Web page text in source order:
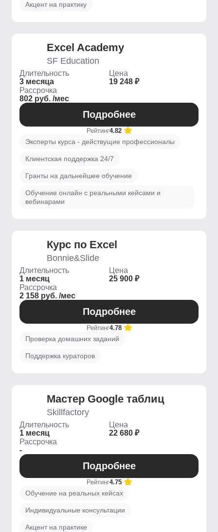
Акцент на практику
Excel Academy
SF Education
Длительность
3 месяца
Цена
19 248 ₽
Рассрочка
802 руб. /мес
Подробнее
Рейтинг4.82
Эксперты курса - действущие профессионалы
Клиентская поддержка 24/7
Гранты на дальнейшее обучение
Обучение онлайн с реальными кейсами и
вебинарами
Курс по Excel
Bonnie&Slide
Длительность
1 месяц
Цена
25 900 ₽
Рассрочка
2 158 руб. /мес
Подробнее
Рейтинг4.78
Проверка домашних заданий
Поддержка кураторов
Мастер Google таблиц
Skillfactory
Длительность
1 месяц
Цена
22 680 ₽
Рассрочка
-
Подробнее
Рейтинг4.75
Обучение на реальных кейсах
Индивидуальные консультации
Акцент на практике